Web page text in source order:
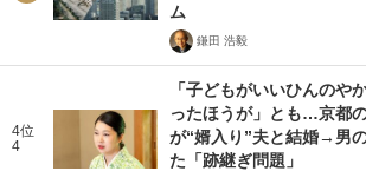
ム
鎌田 浩毅
4位
4
「子どもがいいひんのや
ったほうが」とも…京都
が“婿入り”夫と結婚→男
た「跡継ぎ問題」